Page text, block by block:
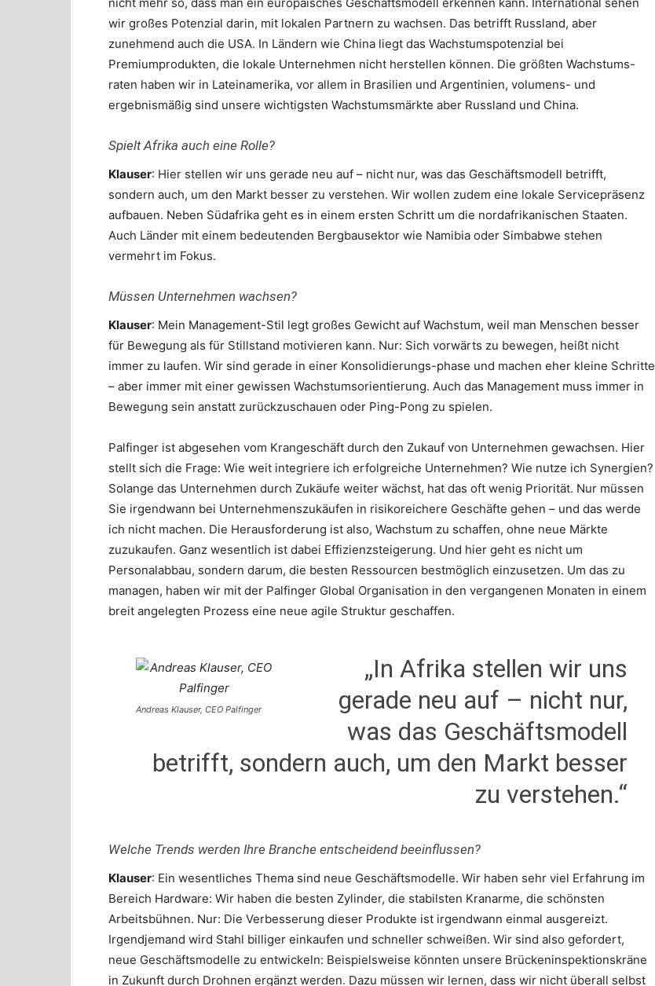
wir großes Potenzial darin, mit lokalen Partnern zu wachsen. Das betrifft Russland, aber
zunehmend auch die USA. In Ländern wie China liegt das Wachstumspotenzial bei
Premiumprodukten, die lokale Unternehmen nicht herstellen können. Die größten Wachstums-
raten haben wir in Lateinamerika, vor allem in Brasilien und Argentinien, volumens- und
ergebnismäßig sind unsere wichtigsten Wachstumsmärkte aber Russland und China.
Spielt Afrika auch eine Rolle?
Klauser: Hier stellen wir uns gerade neu auf – nicht nur, was das Geschäftsmodell betrifft,
sondern auch, um den Markt besser zu verstehen. Wir wollen zudem eine lokale Servicepräsenz
aufbauen. Neben Südafrika geht es in einem ersten Schritt um die nordafrikanischen Staaten.
Auch Länder mit einem bedeutenden Bergbausektor wie Namibia oder Simbabwe stehen
vermehrt im Fokus.
Müssen Unternehmen wachsen?
Klauser: Mein Management-Stil legt großes Gewicht auf Wachstum, weil man Menschen besser
für Bewegung als für Stillstand motivieren kann. Nur: Sich vorwärts zu bewegen, heißt nicht
immer zu laufen. Wir sind gerade in einer Konsolidierungs-phase und machen eher kleine Schritte
– aber immer mit einer gewissen Wachstumsorientierung. Auch das Management muss immer in
Bewegung sein anstatt zurückzuschauen oder Ping-Pong zu spielen.
Palfinger ist abgesehen vom Krangeschäft durch den Zukauf von Unternehmen gewachsen. Hier
stellt sich die Frage: Wie weit integriere ich erfolgreiche Unternehmen? Wie nutze ich Synergien?
Solange das Unternehmen durch Zukäufe weiter wächst, hat das oft wenig Priorität. Nur müssen
Sie irgendwann bei Unternehmenszukäufen in risikoreichere Geschäfte gehen – und das werde
ich nicht machen. Die Herausforderung ist also, Wachstum zu schaffen, ohne neue Märkte
zuzukaufen. Ganz wesentlich ist dabei Effizienzsteigerung. Und hier geht es nicht um
Personalabbau, sondern darum, die besten Ressourcen bestmöglich einzusetzen. Um das zu
managen, haben wir mit der Palfinger Global Organisation in den vergangenen Monaten in einem
breit angelegten Prozess eine neue agile Struktur geschaffen.
Andreas Klauser, CEO Palfinger
„In Afrika stellen wir uns
gerade neu auf – nicht nur,
was das Geschäftsmodell
betrifft, sondern auch, um den Markt besser
zu verstehen.“
Welche Trends werden Ihre Branche entscheidend beeinflussen?
Klauser: Ein wesentliches Thema sind neue Geschäftsmodelle. Wir haben sehr viel Erfahrung im
Bereich Hardware: Wir haben die besten Zylinder, die stabilsten Kranarme, die schönsten
Arbeitsbühnen. Nur: Die Verbesserung dieser Produkte ist irgendwann einmal ausgereizt.
Irgendjemand wird Stahl billiger einkaufen und schneller schweißen. Wir sind also gefordert,
neue Geschäftsmodelle zu entwickeln: Beispielsweise könnten unsere Brückeninspektionskräne
in Zukunft durch Drohnen ergänzt werden. Dazu müssen wir lernen, dass wir nicht überall selbst